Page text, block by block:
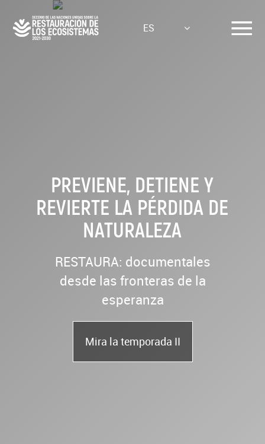
contenido
ES
PREVIENE, DETIENE Y
REVIERTE LA PÉRDIDA DE
NATURALEZA
RESTAURA: documentales
desde las fronteras de la
esperanza
Mira la temporada II